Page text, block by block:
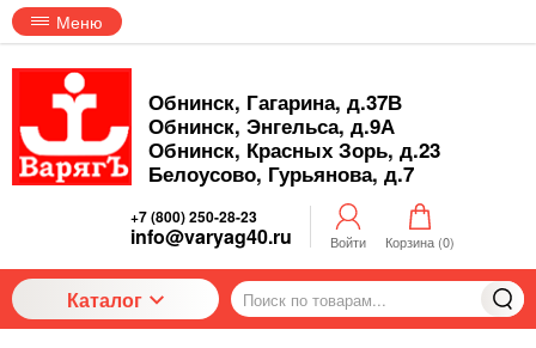
Меню
Обнинск, Гагарина, д.37В
Обнинск, Энгельса, д.9А
Обнинск, Красных Зорь, д.23
Белоусово, Гурьянова, д.7
+7 (800) 250-28-23
info@varyag40.ru Войти Корзина (0)
Каталог